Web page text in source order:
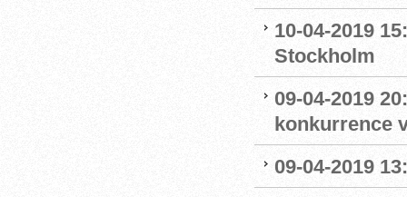
10-04-2019
Stockholm
09-04-2019
konkurrence
09-04-2019